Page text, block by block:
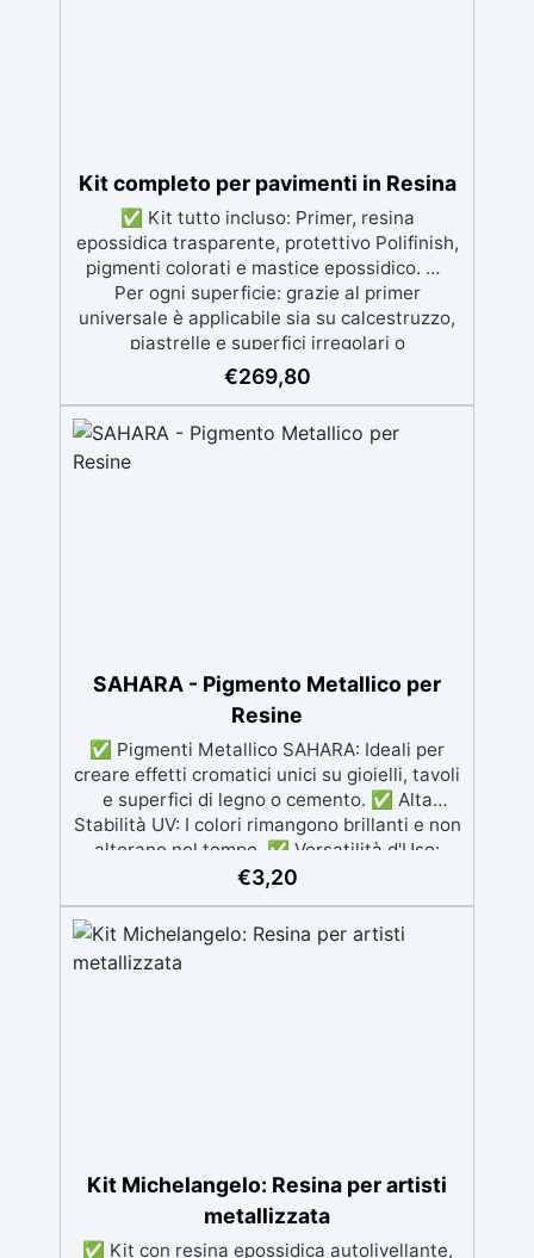
Kit completo per pavimenti in Resina
✅ Kit tutto incluso: Primer, resina
epossidica trasparente, protettivo Polifinish,
pigmenti colorati e mastice epossidico. ✅
Per ogni superficie: grazie al primer
universale è applicabile sia su calcestruzzo,
piastrelle e superfici irregolari o
danneggiate. ✅ Facile da applicare: Video
Guida completa inclusa, 3 semplici passaggi,
finitura protettiva antigraffio. ✅ Risultati
professionali: Sistema autolivellante,
€269,80
SAHARA - Pigmento Metallico per
Resine
✅ Pigmenti Metallico SAHARA: Ideali per
creare effetti cromatici unici su gioielli, tavoli
e superfici di legno o cemento. ✅ Alta
Stabilità UV: I colori rimangono brillanti e non
alterano nel tempo. ✅ Versatilità d'Uso:
Perfetti per resina epossidica, artigianato,
Due Formati: Confezioni da 10gr e 100gr, per
diverse esigenze di utilizzo. ✅ Ampia
Gamma di Colori: Vari colori metallici e
€3,20
Kit Michelangelo: Resina per artisti
metallizzata
✅ Kit con resina epossidica autolivellante,